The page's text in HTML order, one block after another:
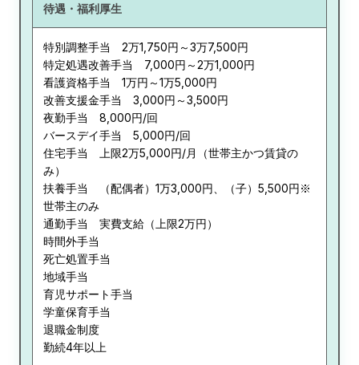
待遇・福利厚生
特別調整手当 2万1,750円～3万7,500円
特定処遇改善手当 7,000円～2万1,000円
看護資格手当 1万円～1万5,000円
改善支援金手当 3,000円～3,500円
夜勤手当 8,000円/回
バースデイ手当 5,000円/回
住宅手当 上限2万5,000円/月（世帯主かつ賃貸の
み）
扶養手当 （配偶者）1万3,000円、（子）5,500円※
世帯主のみ
通勤手当 実費支給（上限2万円）
時間外手当
死亡処置手当
地域手当
育児サポート手当
学童保育手当
退職金制度
勤続4年以上